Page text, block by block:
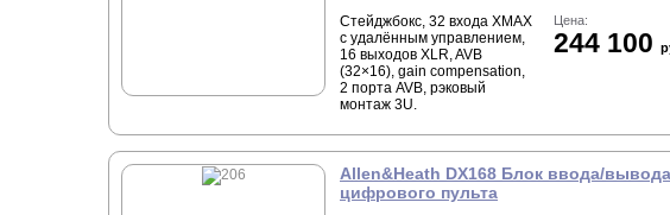
Стейджбокс, 32 входа XMAX
с удалённым управлением,
16 выходов XLR, AVB
(32×16), gain compensation,
2 порта AVB, рэковый
монтаж 3U.
Цена:
244 100
Allen&Heath DX168 Блок ввода/
цифрового пульта